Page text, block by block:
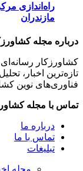
راه‌اندازی
مازندران
درباره مجله
کشاورزکار
تازه‌ترین اخبار،
فناوری‌های نوین
تماس با مجله
درباره ما
تماس با ما
تبلیغات